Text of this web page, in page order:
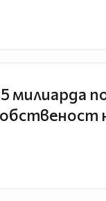
милиарда